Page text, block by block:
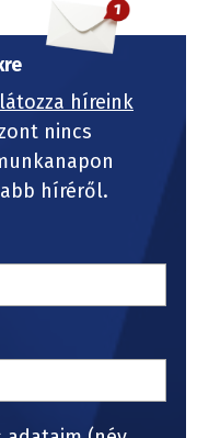
híreink
nincs
híréről.